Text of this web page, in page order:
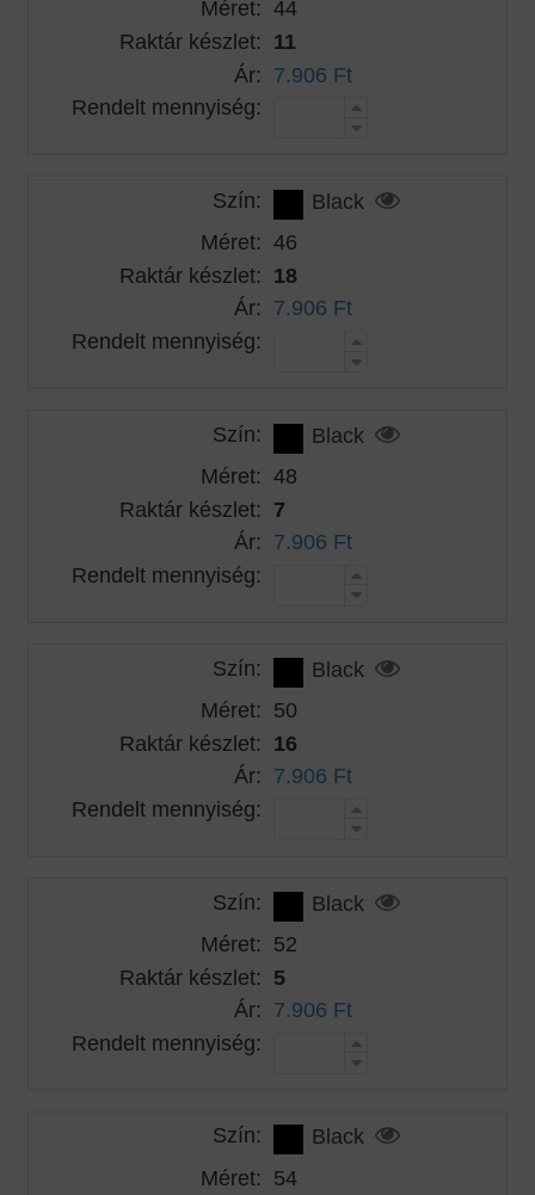
Méret: 44
Raktár készlet: 11
Ár: 7.906 Ft
Rendelt mennyiség:
Szín:
Black
Méret: 46
Raktár készlet: 18
Ár: 7.906 Ft
Rendelt mennyiség:
Szín:
Black
Méret: 48
Raktár készlet: 7
Ár: 7.906 Ft
Rendelt mennyiség:
Szín:
Black
Méret: 50
Raktár készlet: 16
Ár: 7.906 Ft
Rendelt mennyiség:
Szín:
Black
Méret: 52
Raktár készlet: 5
Ár: 7.906 Ft
Rendelt mennyiség:
Szín:
Black
Méret: 54